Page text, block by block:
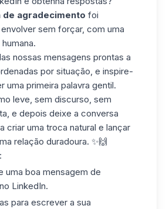
de agradecimento foi
sem forçar, com uma
nossas mensagens prontas a
por situação, e inspire-
uma primeira palavra gentil.
leve, sem discurso, sem
e depois deixe a conversa
criar uma troca natural e lançar
relação duradoura. ✨🙌
uma boa mensagem de
LinkedIn.
para escrever a sua